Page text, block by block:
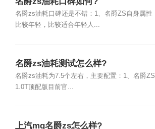
名爵zs油耗口碑还是不错：1、名爵ZS自身属性
比较年轻，比较适合年轻人...
名爵zs油耗测试怎么样?
名爵zs油耗为7.5个左右，主要配置：1、名爵ZS
1.0T顶配版目前官...
上汽mg名爵zs怎么样?